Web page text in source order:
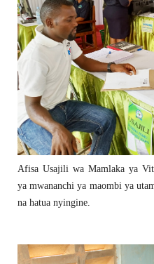
Afisa Usajili wa Mamlaka ya
ya mwananchi ya maombi ya
na hatua nyingine.